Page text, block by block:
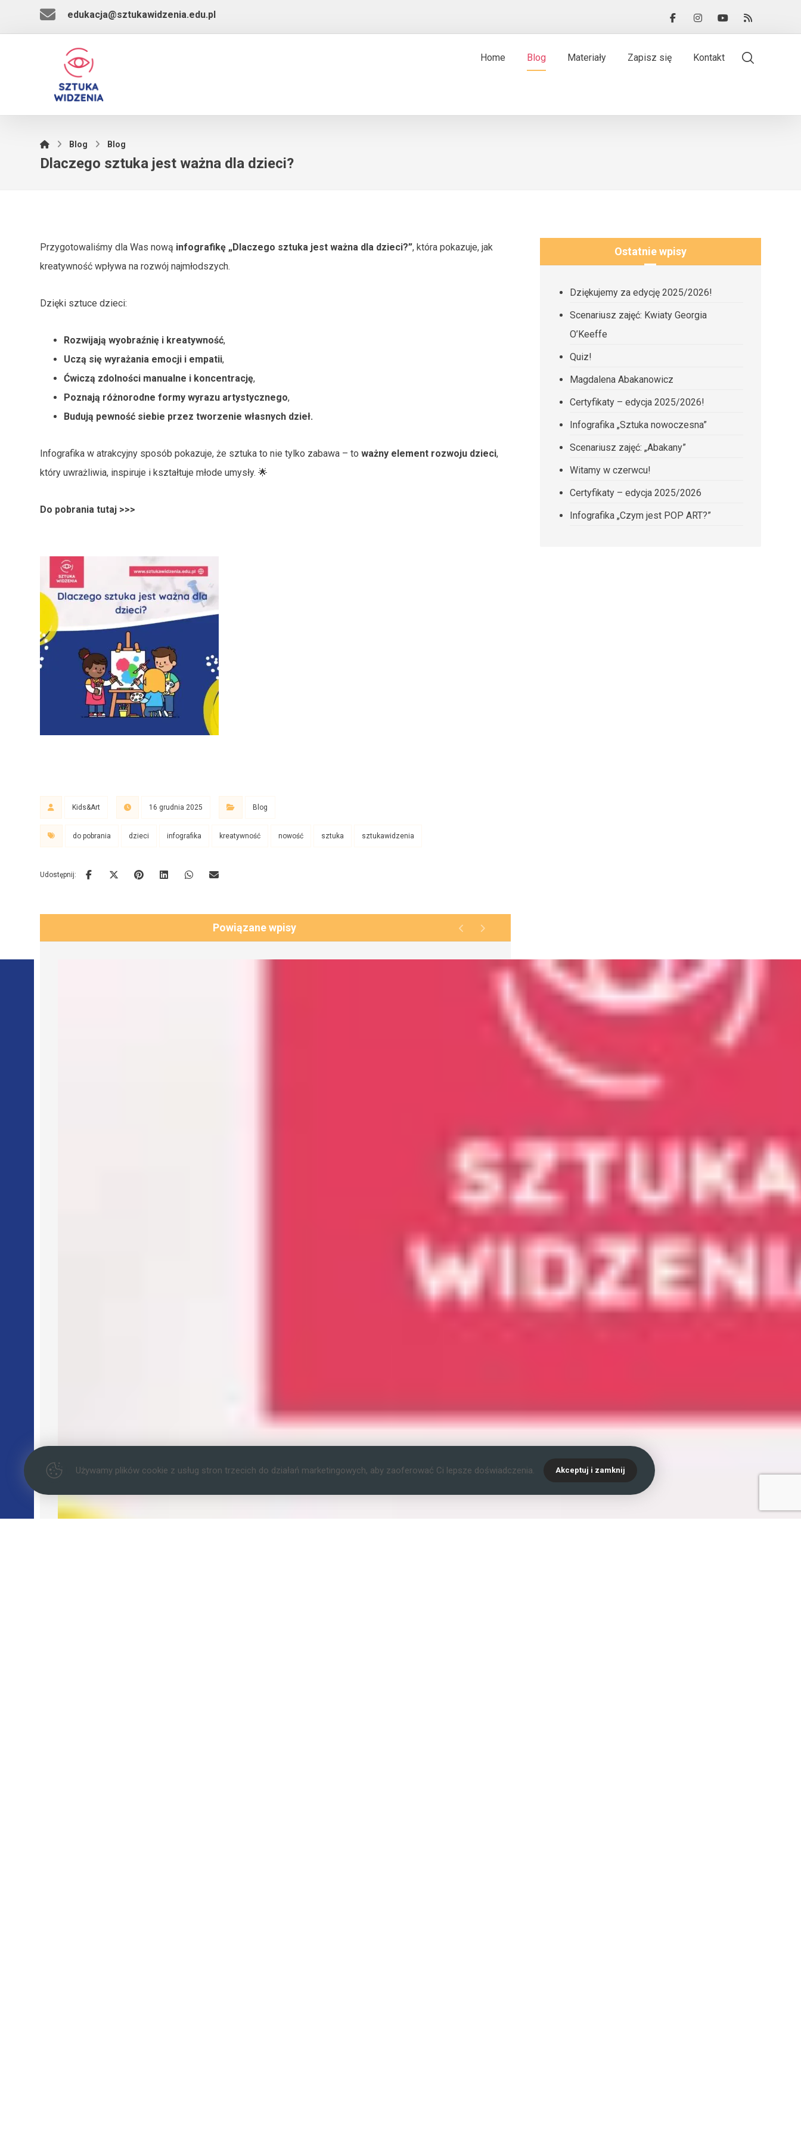
edukacja@sztukawidzenia.edu.pl
Home Blog Materiały Zapisz się Kontakt
Blog Blog
Dlaczego sztuka jest ważna dla dzieci?
Przygotowaliśmy dla Was nową infografikę „Dlaczego sztuka jest ważna dla dzieci?”, która pokazuje, jak
kreatywność wpływa na rozwój najmłodszych.
Dzięki sztuce dzieci:
Rozwijają wyobraźnię i kreatywność,
Uczą się wyrażania emocji i empatii,
Ćwiczą zdolności manualne i koncentrację,
Poznają różnorodne formy wyrazu artystycznego,
Budują pewność siebie przez tworzenie własnych dzieł.
Infografika w atrakcyjny sposób pokazuje, że sztuka to nie tylko zabawa – toważny element rozwoju dzieci,
który uwrażliwia, inspiruje i kształtuje młode umysły. 🌟
Do pobrania tutaj >>>
Kids&Art 16 grudnia 2025 Blog
do pobrania dzieci infografika kreatywność nowość sztuka sztukawidzenia
Powiązane wpisy
Ostatnie wpisy
Dziękujemy za edycję 2025/2026!
Scenariusz zajęć: Kwiaty Georgia
O’Keeffe
Quiz!
Magdalena Abakanowicz
Certyfikaty – edycja 2025/2026!
Infografika „Sztuka nowoczesna”
Scenariusz zajęć: „Abakany”
Witamy w czerwcu!
Certyfikaty – edycja 2025/2026
Infografika „Czym jest POP ART?”
Używamy plików cookie z usług stron trzecich do działań marketingowych, aby zaoferować Ci lepsze doświadczenia. Akceptuj i zamknij